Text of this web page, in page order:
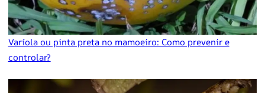
Varíola ou pinta preta no mamoeiro: Como prevenir e
controlar?